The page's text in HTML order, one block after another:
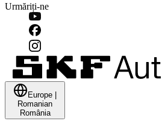
Urmăriți-ne
Europe
Romanian
România